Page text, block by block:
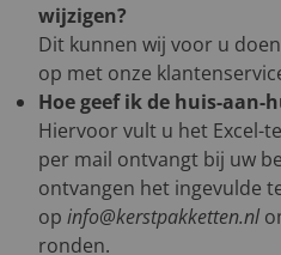
wijzigen?
Dit kunnen wij voor u
op met onze
Hoe geef ik de huis-aan-
Hiervoor vult u het Excel-
per mail ontvangt bij uw
ontvangen het ingevulde
op info@kerstpakketten.nl
ronden.